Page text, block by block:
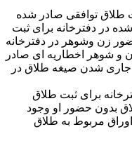
طلاق توافقی صادر شده
در دفترخانه برای ثبت
زن وشوهر در دفترخانه
و شوهر اخطاریه ای صادر
جاری شدن صیغه طلاق در
برای ثبت طلاق
بدون حضور او وجود
مربوط به طلاق